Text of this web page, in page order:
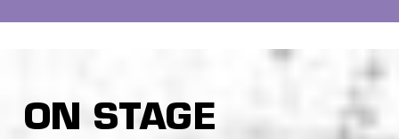
ON STAGE